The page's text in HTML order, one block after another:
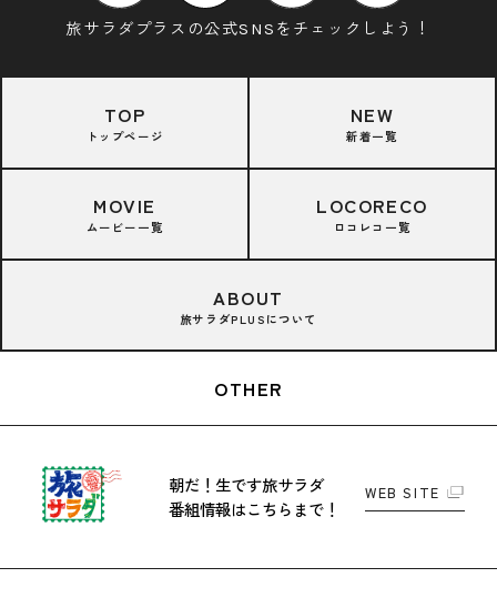
旅サラダプラスの公式SNSをチェックしよう！
TOP
トップページ
NEW
新着一覧
MOVIE
ムービー一覧
LOCORECO
ロコレコ一覧
ABOUT
旅サラダPLUSについて
OTHER
朝だ！生です旅サラダ
番組情報はこちらまで！
WEB SITE